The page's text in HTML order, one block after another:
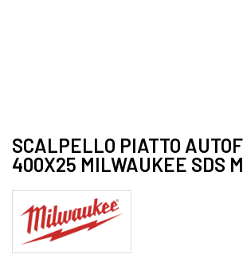
SCALPELLO PIATTO
400X25 MILWAUKEE SDS